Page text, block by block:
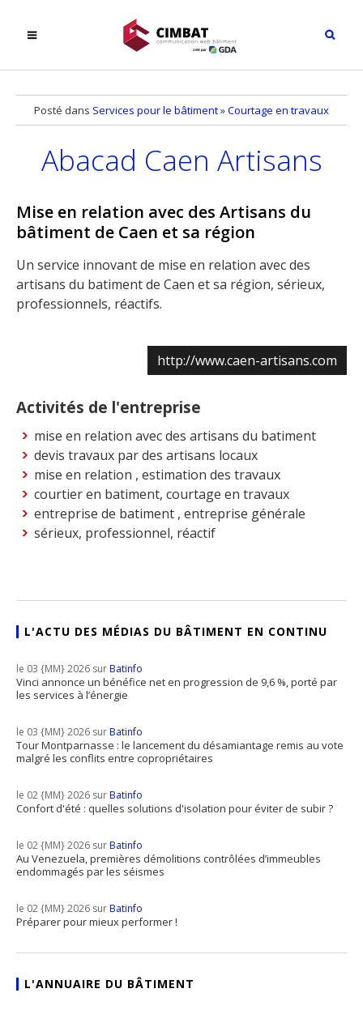
Posté dans Services pour le bâtiment»Courtage en travaux
Abacad Caen Artisans
Mise en relation avec des Artisans du
bâtiment de Caen et sa région
Un service innovant de mise en relation avec des
artisans du batiment de Caen et sa région, sérieux,
professionnels, réactifs.
http://www.caen-artisans.com
Activités de l'entreprise
mise en relation avec des artisans du batiment
devis travaux par des artisans locaux
mise en relation , estimation des travaux
courtier en batiment, courtage en travaux
entreprise de batiment , entreprise générale
sérieux, professionnel, réactif
L'ACTU DES MÉDIAS DU BÂTIMENT EN CONTINU
le 03 {MM} 2026 surBatinfo
Vinci annonce un bénéfice net en progression de 9,6 %, porté par
les services à l’énergie
le 03 {MM} 2026 surBatinfo
Tour Montparnasse : le lancement du désamiantage remis au vote
malgré les conflits entre copropriétaires
le 02 {MM} 2026 surBatinfo
Confort d'été : quelles solutions d'isolation pour éviter de subir ?
le 02 {MM} 2026 surBatinfo
Au Venezuela, premières démolitions contrôlées d’immeubles
endommagés par les séismes
le 02 {MM} 2026 surBatinfo
Préparer pour mieux performer !
L'ANNUAIRE DU BÂTIMENT